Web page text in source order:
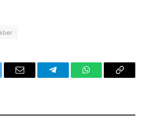
Email TelegramWhatsAppCopy